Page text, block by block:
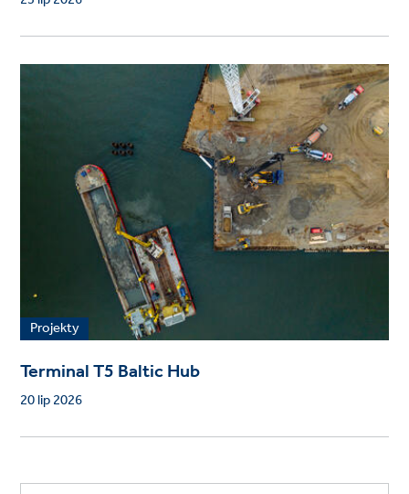
Projekty
Terminal T5 Baltic Hub
20 lip 2026